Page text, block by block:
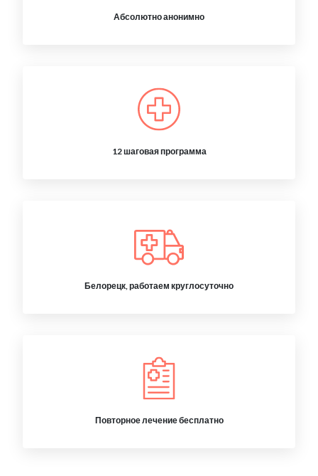
Абсолютно анонимно
12 шаговая программа
Белорецк, работаем круглосуточно
Повторное лечение бесплатно